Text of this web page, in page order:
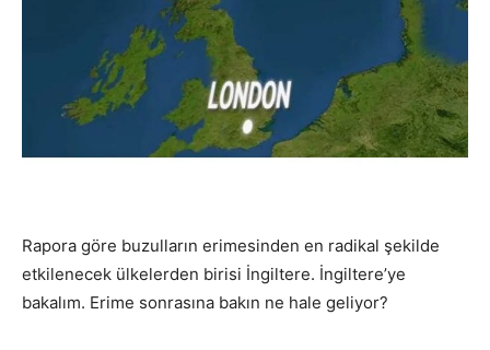
Rapora göre buzulların erimesinden en radikal şekilde
etkilenecek ülkelerden birisi İngiltere. İngiltere’ye
bakalım. Erime sonrasına bakın ne hale geliyor?